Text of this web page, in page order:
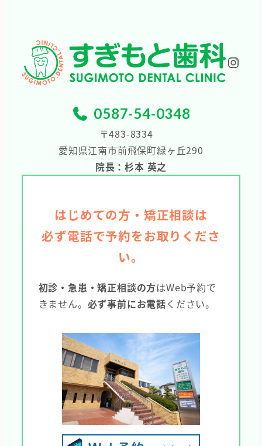
0587-54-0348
〒483-8334
愛知県江南市前飛保町緑ヶ丘290
院長：杉本 英之
はじめての方・矯正相談は
必ず電話で予約をお取りくださ
い。
初診・急患・矯正相談の方はWeb予約で
きません。 必ず事前にお電話ください。